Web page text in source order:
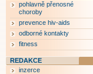
pohlavně přenosné
choroby
prevence hiv-aids
odborné kontakty
fitness
REDAKCE
inzerce